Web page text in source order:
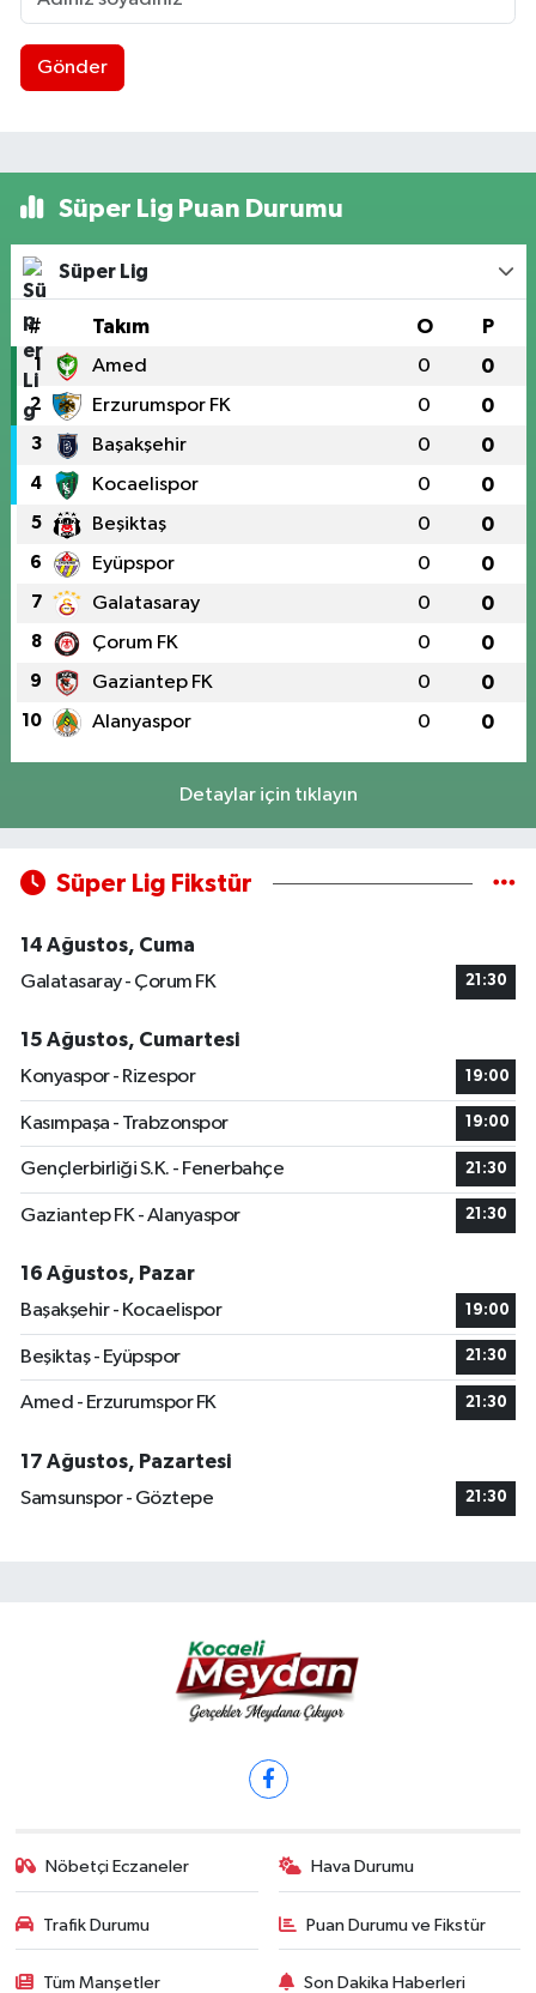
Gönder
Süper Lig Puan Durumu
Süper Lig
# Takım O P
1 Amed 0 0
2 Erzurumspor FK 0 0
3 Başakşehir 0 0
4 Kocaelispor 0 0
5 Beşiktaş 0 0
6 Eyüpspor 0 0
7 Galatasaray 0 0
8 Çorum FK 0 0
9 Gaziantep FK 0 0
10 Alanyaspor 0 0
Detaylar için tıklayın
Süper Lig Fikstür
14 Ağustos, Cuma
Galatasaray - Çorum FK
21:30
15 Ağustos, Cumartesi
Konyaspor - Rizespor
19:00
Kasımpaşa - Trabzonspor 19:00
Gençlerbirliği S.K. - Fenerbahçe 21:30
Gaziantep FK - Alanyaspor 21:30
16 Ağustos, Pazar
Başakşehir - Kocaelispor
19:00
Beşiktaş - Eyüpspor 21:30
Amed - Erzurumspor FK 21:30
17 Ağustos, Pazartesi
Samsunspor - Göztepe
21:30
Nöbetçi Eczaneler Hava Durumu
Trafik Durumu Puan Durumu ve Fikstür
Tüm Manşetler Son Dakika Haberleri